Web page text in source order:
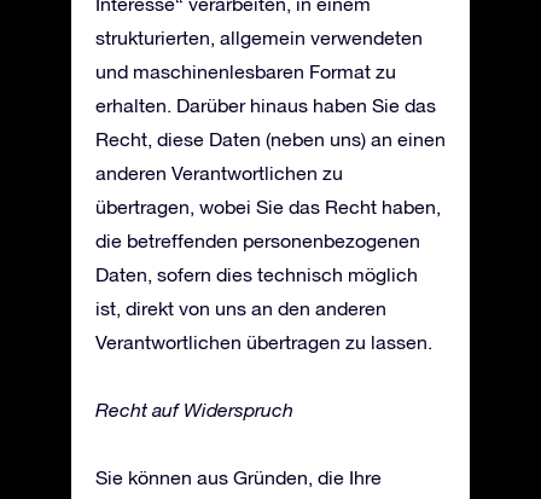
strukturierten, allgemein verwendeten
und maschinenlesbaren Format zu
erhalten. Darüber hinaus haben Sie das
Recht, diese Daten (neben uns) an einen
anderen Verantwortlichen zu
übertragen, wobei Sie das Recht haben,
die betreffenden personenbezogenen
Daten, sofern dies technisch möglich
ist, direkt von uns an den anderen
Verantwortlichen übertragen zu lassen.
Recht auf Widerspruch
Sie können aus Gründen, die Ihre